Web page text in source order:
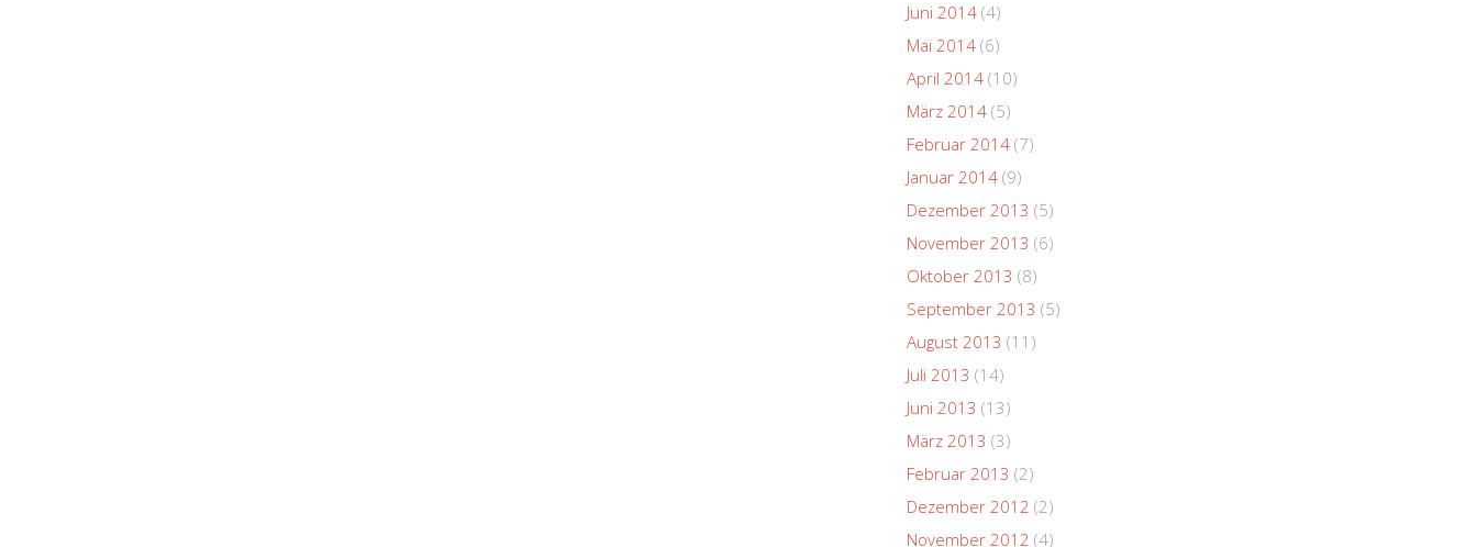
Juni 2014 (4)
Mai 2014 (6)
April 2014 (10)
März 2014 (5)
Februar 2014 (7)
Januar 2014 (9)
Dezember 2013 (5)
November 2013 (6)
Oktober 2013 (8)
September 2013 (5)
August 2013 (11)
Juli 2013 (14)
Juni 2013 (13)
März 2013 (3)
Februar 2013 (2)
Dezember 2012 (2)
November 2012 (4)